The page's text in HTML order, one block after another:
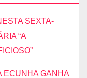
SEXTA-
“A
ECUNHA GANHA